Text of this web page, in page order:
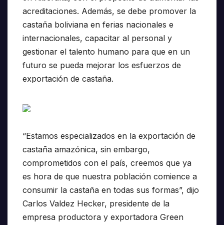
acreditaciones. Además, se debe promover la
castaña boliviana en ferias nacionales e
internacionales, capacitar al personal y
gestionar el talento humano para que en un
futuro se pueda mejorar los esfuerzos de
exportación de castaña.
“Estamos especializados en la exportación de
castaña amazónica, sin embargo,
comprometidos con el país, creemos que ya
es hora de que nuestra población comience a
consumir la castaña en todas sus formas”, dijo
Carlos Valdez Hecker, presidente de la
empresa productora y exportadora Green